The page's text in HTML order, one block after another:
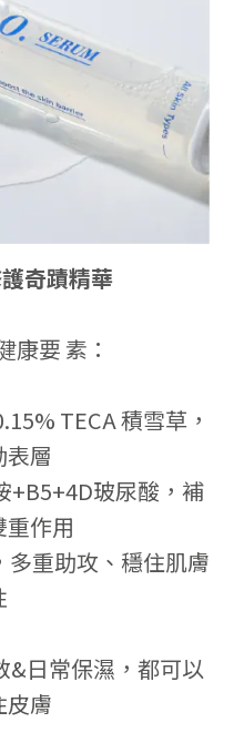
奇蹟精華
康要 素：
TECA 積雪草，
表層
+B5+4D玻尿酸，補
作用
多重助攻、穩住肌膚
&日常保濕，都可以
皮膚